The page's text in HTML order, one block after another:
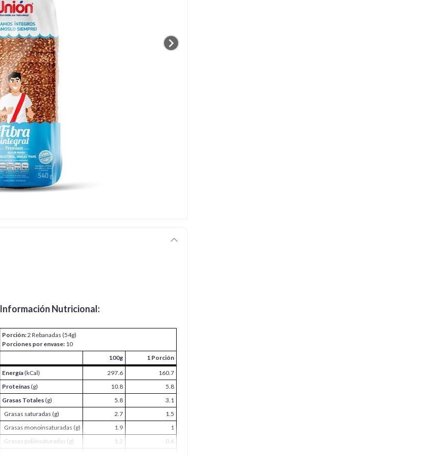
Información Nutricional:
Porción:2 Rebanadas (54g)
Porciones por envase: 10
100g
1 Porción
Energía(kCal) 297.6
160.7
Proteínas(g) 10.8
5.8
Grasas Totales(g) 5.8
3.1
Grasas saturadas (g)
2.7
1.5
Grasas monoinsaturadas (g)
1.9
1
Grasas poliinsaturadas (g)
1.2
0.6